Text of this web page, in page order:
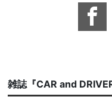
雑誌『CAR and